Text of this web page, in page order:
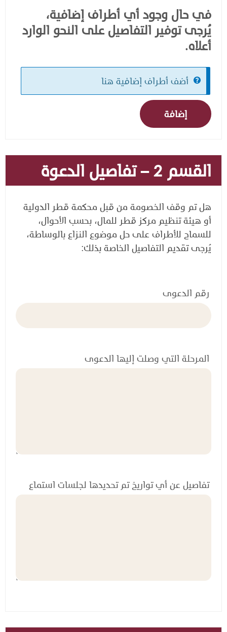
في حال وجود أي أطراف إضافية،
يُرجى توفير التفاصيل على النحو الوارد
أعلاه.
Information
message
أضف أطراف إضافية هنا
القسم 2 – تفاصيل الدعوة
هل تم وقف الخصومة من قبل محكمة قطر الدولية
أو هيئة تنظيم مركز قطر للمال، بحسب الأحوال،
للسماح للأطراف على حل موضوع النزاع بالوساطة،
يُرجى تقديم التفاصيل الخاصة بذلك:
رقم الدعوى
المرحلة التي وصلت إليها الدعوى
تفاصيل عن أي تواريخ تم تحديدها لجلسات استماع